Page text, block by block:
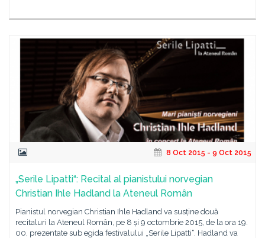
8 Oct 2015 - 9 Oct 2015
„Serile Lipatti“: Recital al pianistului norvegian
Christian Ihle Hadland la Ateneul Român
Pianistul norvegian Christian Ihle Hadland va susține două
recitaluri la Ateneul Român, pe 8 și 9 octombrie 2015, de la ora 19.
00, prezentate sub egida festivalului „Serile Lipatti“. Hadland va